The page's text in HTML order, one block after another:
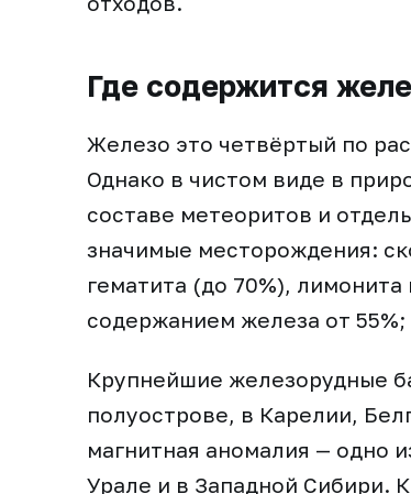
Где содержится
Железо это четвёртый по
Однако в чистом виде в
составе метеоритов и
значимые месторождения:
гематита (до 70%), лимонита
содержанием железа от
Крупнейшие железорудные
полуострове, в Карелии,
магнитная аномалия — одно
Урале и в Западной Сибири.